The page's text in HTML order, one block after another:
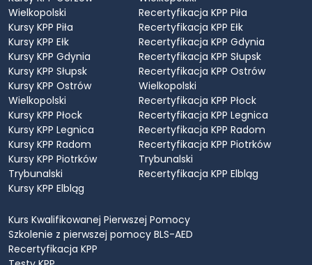
Wielkopolski
Kursy KPP Piła
Kursy KPP Ełk
Kursy KPP Gdynia
Kursy KPP Słupsk
Kursy KPP Ostrów
Wielkopolski
Kursy KPP Płock
Kursy KPP Legnica
Kursy KPP Radom
Kursy KPP Piotrków
Trybunalski
Kursy KPP Elbląg
Recertyfikacja KPP Piła
Recertyfikacja KPP Ełk
Recertyfikacja KPP Gdynia
Recertyfikacja KPP Słupsk
Recertyfikacja KPP Ostrów
Wielkopolski
Recertyfikacja KPP Płock
Recertyfikacja KPP Legnica
Recertyfikacja KPP Radom
Recertyfikacja KPP Piotrków
Trybunalski
Recertyfikacja KPP Elbląg
Kurs Kwalifikowanej Pierwszej Pomocy
Szkolenie z pierwszej pomocy BLS-AED
Recertyfikacja KPP